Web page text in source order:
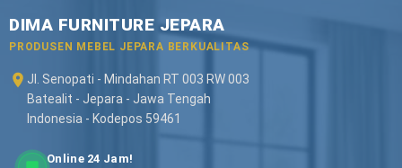
DIMA FURNITURE JEPARA
PRODUSEN MEBEL JEPARA BERKUALITAS
Jl. Senopati - Mindahan RT 003 RW 003
Batealit - Jepara - Jawa Tengah
Indonesia - Kodepos 59461
Online 24 Jam!